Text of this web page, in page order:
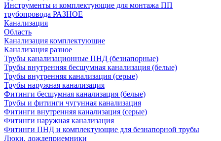
Инструменты и комплектующие для монтажа ПП
трубопровода РАЗНОЕ
Канализация
Область
Канализация комплектующие
Канализация разное
Трубы канализационные ПНД (безнапорные)
Трубы внутренняя бесшумная канализация (белые)
Трубы внутренняя канализация (серые)
Трубы наружная канализация
Фитинги бесшумная канализация (белые)
Трубы и фитинги чугунная канализация
Фитинги внутренняя канализация (серые)
Фитинги наружная канализация
Фитинги ПНД и комплектующие для безнапорной трубы
Люки, дождеприемники